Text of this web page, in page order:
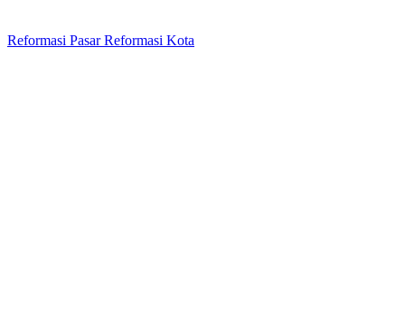
Reformasi Pasar Reformasi Kota